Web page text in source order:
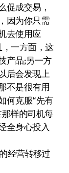
促成交易，
因为你只需
去使用应
一方面，这
产品;另一方
后会发现上
不是很有用
何克服“先有
样的司机每
全身心投入
经营转移过